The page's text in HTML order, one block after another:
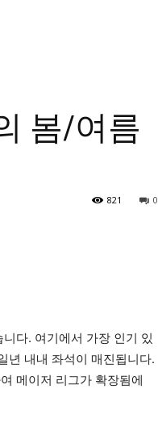
봄/여름
0
821
다. 여기에서 가장 인기 있
년 내내 좌석이 매진됩니다.
메이저 리그가 확장됨에